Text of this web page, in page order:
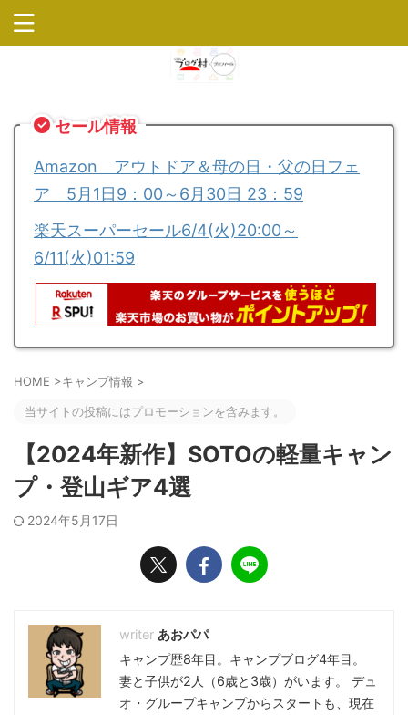
セール情報
Amazon アウトドア＆母の日・父の日フェ
ア 5月1日9：00～6月30日 23：59
楽天スーパーセール6/4(火)20:00～
6/11(火)01:59
HOME >キャンプ情報 >
当サイトの投稿にはプロモーションを含みます。
【2024年新作】SOTOの軽量キャン
プ・登山ギア4選
2024年5月17日
あおパパ
キャンプ歴8年目。キャンプブログ4年目。
妻と子供が2人（6歳と3歳）がいます。 デュ
オ・グループキャンプからスタートも、現在